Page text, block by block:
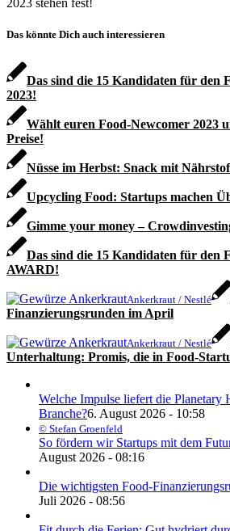
2023 stehen fest!
Das könnte Dich auch interessieren
Das sind die 15 Kandidaten für den
2023!
Wählt euren Food-Newcomer 2023
Preise!
Nüsse im Herbst: Snack mit
Upcycling Food: Startups machen
Gimme your money –
Das sind die 15 Kandidaten für den
AWARD!
Ankerkraut / Nestlé
Finanzierungsrunden im April
Ankerkraut / Nestlé
Unterhaltung: Promis, die in Food-
Welche Impulse liefert die Planetary
Branche?6. August 2026 - 10:58
© Stefan Groenfeld
So fördern wir Startups mit dem
August 2026 - 08:16
Die wichtigsten Food-
Juli 2026 - 08:56